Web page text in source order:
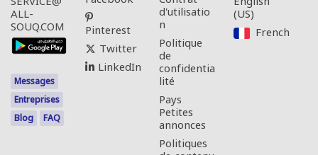
ALL-
SOUQ.COM
Messages
Entreprises
Blog
FAQ
Pinterest
Twitter
LinkedIn
d'utilisatio
n
Politique
de
confidentia
lité
Pays
Petites
annonces
Politiques
(US)‎
French‎